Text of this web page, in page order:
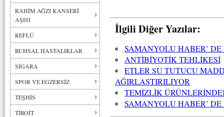
RAHİM AĞZI KANSERİ
AŞISI
REFLÜ
RUHSAL HASTALIKLAR
SİGARA
SPOR VE EGZERSİZ
TEŞHİS
TİROİT
İlgili Diğer Yazılar:
SAMANYOLU HABER’
ANTİBİYOTİK TEHLİKESİ
ETLER SU TUTUCU
AĞIRLAŞTIRILIYOR
TEMİZLİK
SAMANYOLU HABER’